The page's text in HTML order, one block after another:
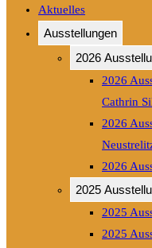
Aktuelles
Ausstellungen
2026
2026
Cathrin
2026
2026
2025
2025
2025